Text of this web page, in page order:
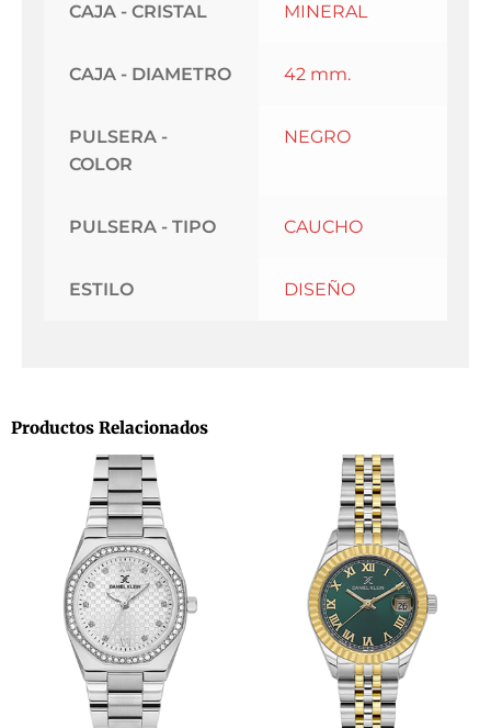
CAJA - CRISTAL MINERAL
CAJA - DIAMETRO 42 mm.
PULSERA -
COLOR
NEGRO
PULSERA - TIPO CAUCHO
ESTILO DISEÑO
Productos Relacionados